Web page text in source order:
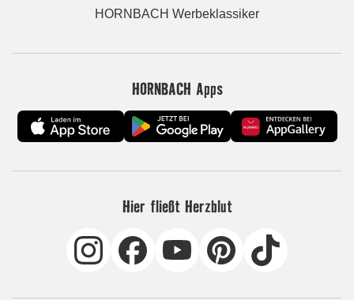
HORNBACH Werbeklassiker
HORNBACH Apps
Hier fließt Herzblut